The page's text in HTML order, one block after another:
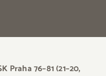
Praha 76–81 (21–20,